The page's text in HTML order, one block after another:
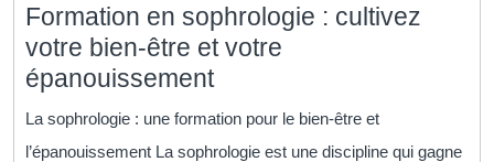
Formation en sophrologie : cultivez
votre bien-être et votre
épanouissementFormation
en
sophrologie
La sophrologie : une formation pour le bien-être et
l’épanouissement La sophrologie est une discipline qui gagne